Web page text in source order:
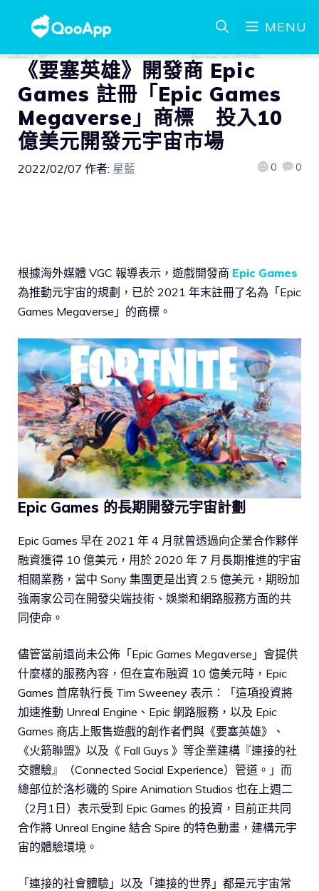
MENU
《要塞英雄》開發商 Epic
Games 註冊「Epic Games
Megaverse」商標 投入10
億美元開發元宇宙市場
2022/02/07 作者: 星藍 0 0
根據海外媒體 VGC 報導表示，遊戲開發商 Epic Games
為推動元宇宙的規劃，已於 2021 年末註冊了名為「Epic
Games Megaverse」的商標。
Epic Games 的長期開發元宇宙計劃
Epic Games 早在 2021 年 4 月就曾透過向企業合作夥伴
融資獲得 10 億美元，用於 2020 年 7 月長期推進的宇宙
相關業務，當中 Sony 集團更是出資 2.5 億美元，期盼加
強兩家公司在開發尖端技術、娛樂和網路服務方面的共
同使命。
儘管當前還尚未公佈「Epic Games Megaverse」會提供
什麼樣的服務內容，但在宣布融資 10 億美元時，Epic
Games 首席執行長 Tim Sweeney 表示：「這項投資將
加速推動 Unreal Engine、Epic 網路服務，以及 Epic
Games 商店上販售遊戲的創作者們與《要塞英雄》、
《火箭聯盟》以及《 Fall Guys 》等企業建構『連接的社
交體驗』（Connected Social Experience）管道。」而
總部位於洛杉磯的 Spire Animation Studios 也在上週二
（2月1日）表示受到 Epic Games 的投資，目前正共同
合作將 Unreal Engine 結合 Spire 的特色動畫，建構元宇
宙的體驗環境。
「連接的社會體驗」以及「連接的世界」都是元宇宙常